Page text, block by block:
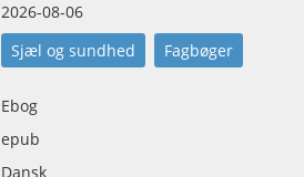
2026-08-06
Sjæl og sundhed Fagbøger
Ebog
epub
Dansk